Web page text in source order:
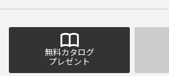
無料カタログ
プレゼント